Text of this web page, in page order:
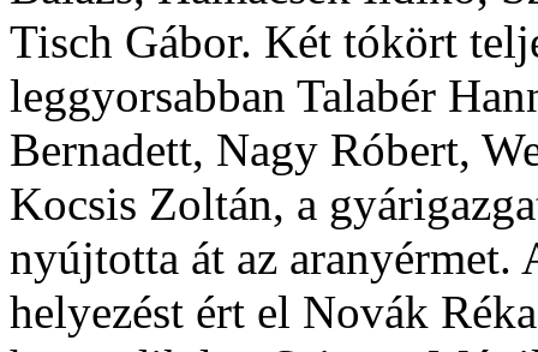
Tisch Gábor. Két tókört
leggyorsabban Talabér
Bernadett, Nagy Róbert,
Kocsis Zoltán, a
nyújtotta át az aranyérmet.
helyezést ért el Novák